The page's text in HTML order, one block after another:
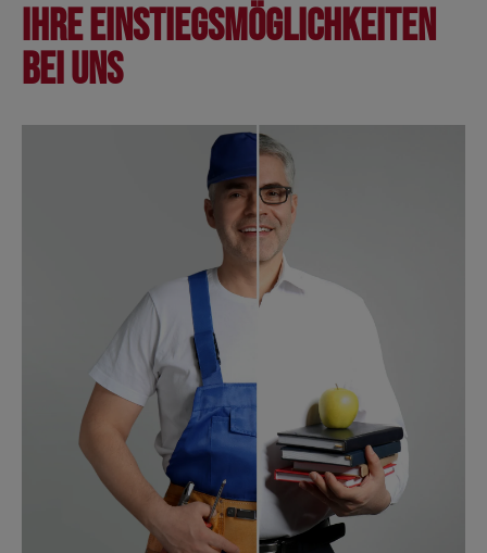
Ihre Einstiegsmöglichkeiten
bei uns